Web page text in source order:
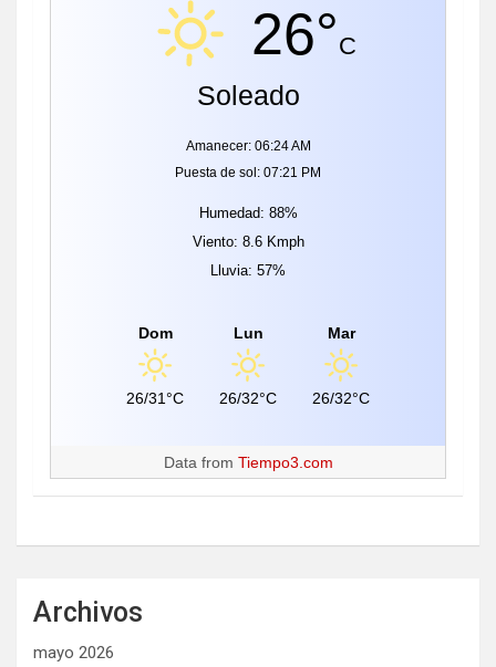
26°C
Soleado
Amanecer: 06:24 AM
Puesta de sol: 07:21 PM
Humedad: 88%
Viento: 8.6 Kmph
Lluvia: 57%
Dom
26/31°C
Lun
26/32°C
Mar
26/32°C
Data from Tiempo3.com
Archivos
mayo 2026